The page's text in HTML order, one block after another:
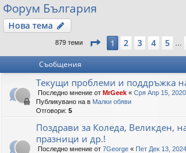
и
вр
ки
Форум България
Нова тема
879 теми Страница от 44
1 2 3 4 5
Съобщения
Текущи проблеми и поддръжка
Последно мнение от MrGeek « Сря Апр 15,
Публикувано на в Малки обяви
Отговори: 5
Поздрави за Коледа, Великден,
празници и др.!
Последно мнение от 7George « Пет Дек 13,